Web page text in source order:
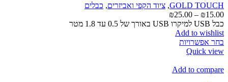
GOLD TOUCH
, ציוד הקפי ואביזרים, כבלים
₪15.00
–
₪25.00
מחירים:
כבל USB למיקרו USB באורך של 0.5 עד 1.8 מטר
Add to wishlist
בחר אפשרויות
מספר
Quick view
Add to compare